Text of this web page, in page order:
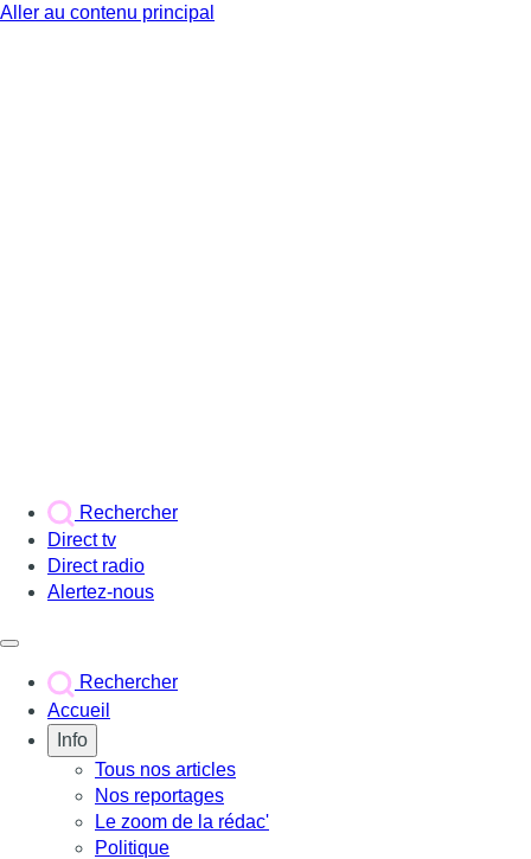
Aller au contenu principal
Rechercher
Direct tv
Direct radio
Alertez-nous
Rechercher
Accueil
Info
Tous nos articles
Nos reportages
Le zoom de la rédac'
Politique